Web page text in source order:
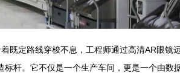
定路线穿梭不息，工程师通过高清AR眼镜
杆。它不仅是一个生产车间，更是一个由